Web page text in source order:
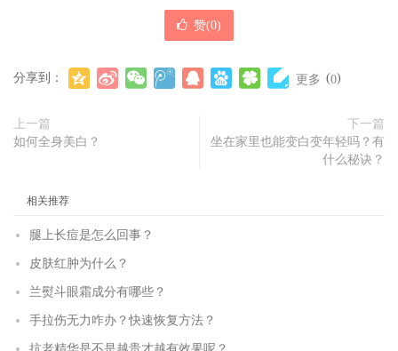
赞(0)
分享到： 更多 (0)
上一篇
如何全身美白？
下一篇
坐在家里也能变白变年轻吗？有
什么秘诀？
相关推荐
腿上长痘是怎么回事？
皮肤红肿为什么？
兰熨斗眼霜成分有哪些？
手拉伤无力咋办？快速恢复方法？